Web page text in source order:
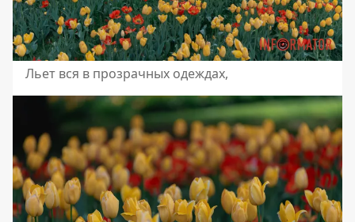
Льет вся в прозрачных одеждах,